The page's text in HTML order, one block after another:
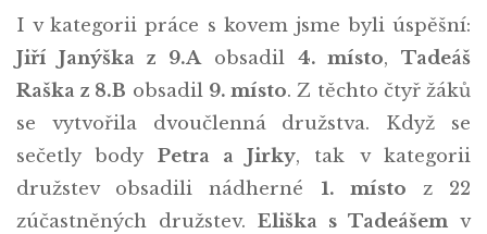
I v kategorii práce s kovem jsme byli úspěšní:
Jiří Janýška z 9.Aobsadil 4. místo,Tadeáš
Raška z 8.B obsadil 9. místo. Z těchto čtyř žáků
se vytvořila dvoučlenná družstva. Když se
sečetly body Petra a Jirky, tak v kategorii
družstev obsadili nádherné 1. místo z 22
zúčastněných družstev. Eliška s Tadeášem v